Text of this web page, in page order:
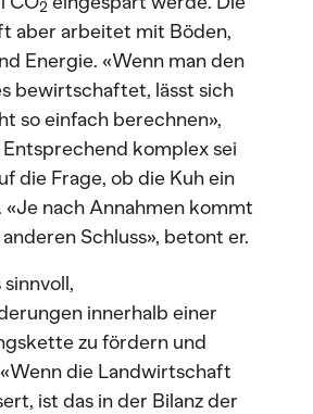
2
aber arbeitet mit Böden,
Energie. «Wenn man den
bewirtschaftet, lässt sich
so einfach berechnen»,
komplex sei
die Frage, ob die Kuh ein
«Je nach Annahmen kommt
Schluss», betont er.
sinnvoll,
innerhalb einer
zu fördern und
die Landwirtschaft
ist das in der Bilanz der